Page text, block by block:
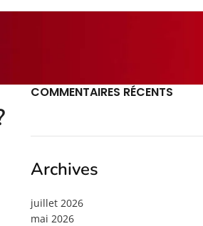
COMMENTAIRES RÉCENTS
Archives
juillet 2026
mai 2026